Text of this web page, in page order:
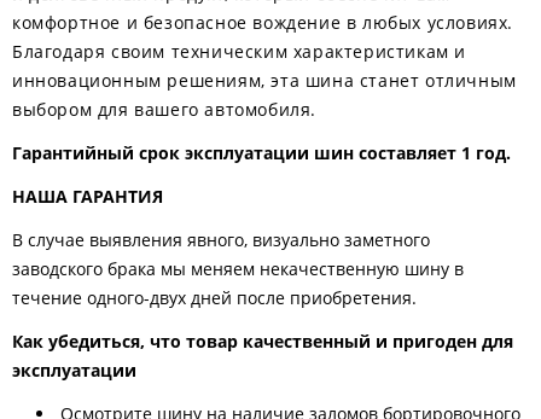
комфортное и безопасное вождение в любых условиях.
Благодаря своим техническим характеристикам и
инновационным решениям, эта шина станет отличным
выбором для вашего автомобиля.
Гарантийный срок эксплуатации шин составляет 1 год.
НАША ГАРАНТИЯ
В случае выявления явного, визуально заметного
заводского брака мы меняем некачественную шину в
течение одного-двух дней после приобретения.
Как убедиться, что товар качественный и пригоден для
эксплуатации
Осмотрите шину на наличие заломов бортировочного